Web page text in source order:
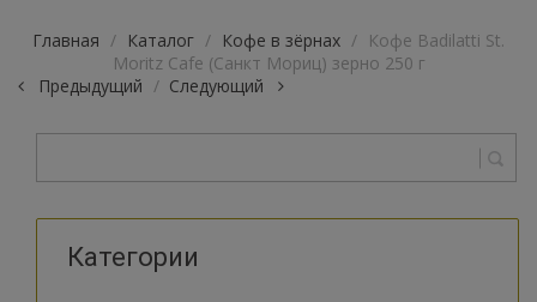
Предыдущий Следующий
Главная / Каталог / Кофе в зёрнах / Кофе Badilatti St.
Moritz Cafe (Санкт Мориц) зерно 250 г
Категории